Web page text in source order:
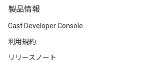
製品情報
Cast Developer Console
利用規約
リリースノート